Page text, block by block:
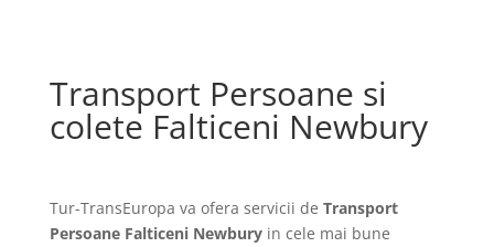
Transport Persoane si
colete Falticeni Newbury
Tur-TransEuropa va ofera servicii de Transport
Persoane Falticeni Newburyin cele mai bune